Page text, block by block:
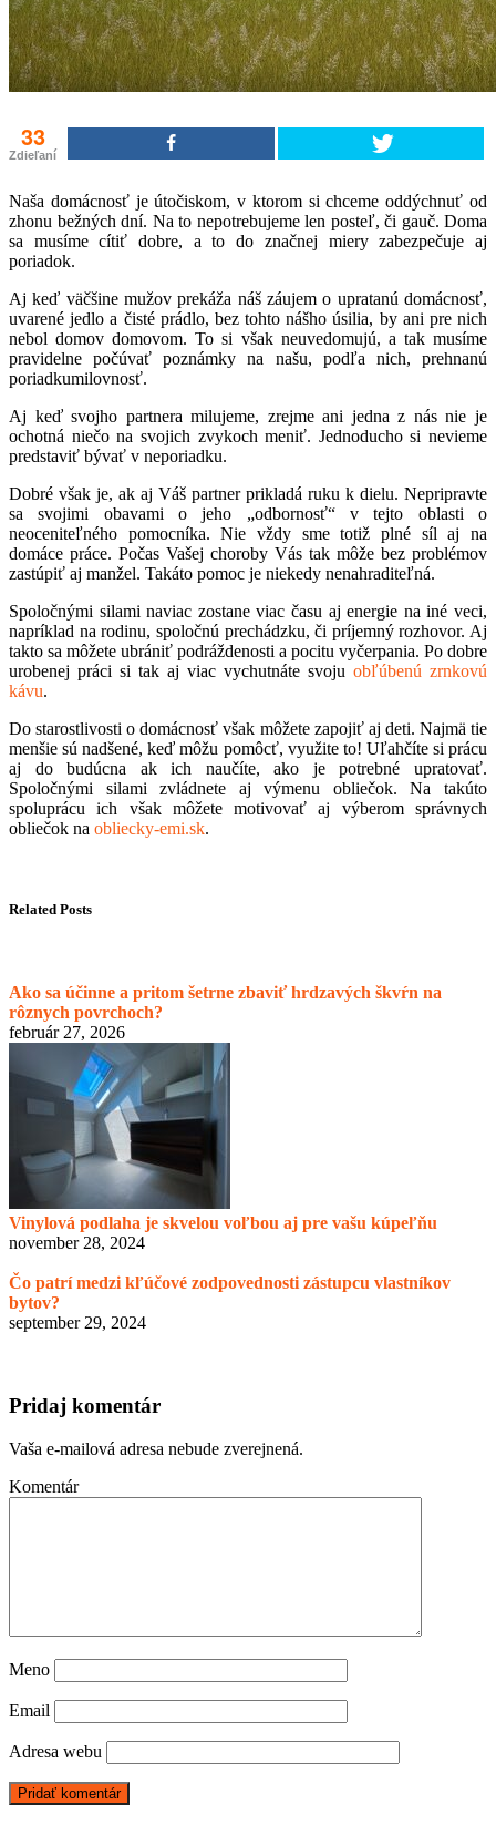
33
Zdieľaní
Naša domácnosť je útočiskom, v ktorom si chceme oddýchnuť od
zhonu bežných dní. Na to nepotrebujeme len posteľ, či gauč. Doma
sa musíme cítiť dobre, a to do značnej miery zabezpečuje aj
poriadok.
Aj keď väčšine mužov prekáža náš záujem o upratanú domácnosť,
uvarené jedlo a čisté prádlo, bez tohto nášho úsilia, by ani pre nich
nebol domov domovom. To si však neuvedomujú, a tak musíme
pravidelne počúvať poznámky na našu, podľa nich, prehnanú
poriadkumilovnosť.
Aj keď svojho partnera milujeme, zrejme ani jedna z nás nie je
ochotná niečo na svojich zvykoch meniť. Jednoducho si nevieme
predstaviť bývať v neporiadku.
Dobré však je, ak aj Váš partner prikladá ruku k dielu. Nepripravte
sa svojimi obavami o jeho „odbornosť“ v tejto oblasti o
neoceniteľného pomocníka. Nie vždy sme totiž plné síl aj na
domáce práce. Počas Vašej choroby Vás tak môže bez problémov
zastúpiť aj manžel. Takáto pomoc je niekedy nenahraditeľná.
Spoločnými silami naviac zostane viac času aj energie na iné veci,
napríklad na rodinu, spoločnú prechádzku, či príjemný rozhovor. Aj
takto sa môžete ubrániť podráždenosti a pocitu vyčerpania. Po dobre
urobenej práci si tak aj viac vychutnáte svoju obľúbenú zrnkovú
kávu.
Do starostlivosti o domácnosť však môžete zapojiť aj deti. Najmä tie
menšie sú nadšené, keď môžu pomôcť, využite to! Uľahčíte si prácu
aj do budúcna ak ich naučíte, ako je potrebné upratovať.
Spoločnými silami zvládnete aj výmenu obliečok. Na takúto
spoluprácu ich však môžete motivovať aj výberom správnych
obliečok na obliecky-emi.sk.
Related Posts
Ako sa účinne a pritom šetrne zbaviť hrdzavých škvŕn na
rôznych povrchoch?
február 27, 2026
Vinylová podlaha je skvelou voľbou aj pre vašu kúpeľňu
november 28, 2024
Čo patrí medzi kľúčové zodpovednosti zástupcu vlastníkov
bytov?
september 29, 2024
Pridaj komentár
Vaša e-mailová adresa nebude zverejnená.
Komentár
Meno
Email
Adresa webu